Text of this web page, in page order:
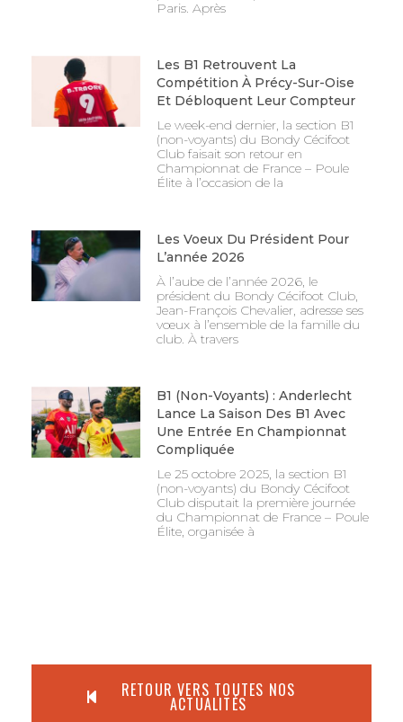
Paris. Après
Les B1 Retrouvent La
Compétition À Précy-Sur-Oise
Et Débloquent Leur Compteur
Le week-end dernier, la section B1
(non-voyants) du Bondy Cécifoot
Club faisait son retour en
Championnat de France – Poule
Élite à l’occasion de la
Les Voeux Du Président Pour
L’année 2026
À l’aube de l’année 2026, le
président du Bondy Cécifoot Club,
Jean-François Chevalier, adresse ses
vœux à l’ensemble de la famille du
club. À travers
B1 (non-Voyants) : Anderlecht
Lance La Saison Des B1 Avec
Une Entrée En Championnat
Compliquée
Le 25 octobre 2025, la section B1
(non-voyants) du Bondy Cécifoot
Club disputait la première journée
du Championnat de France – Poule
Élite, organisée à
RETOUR VERS TOUTES NOS
ACTUALITÉS